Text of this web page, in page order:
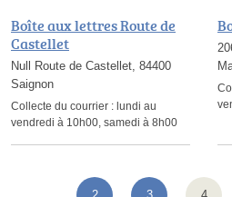
Boîte aux lettres Route de
Castellet
Null Route de Castellet, 84400
Saignon
Collecte du courrier : lundi au
vendredi à 10h00, samedi à 8h00